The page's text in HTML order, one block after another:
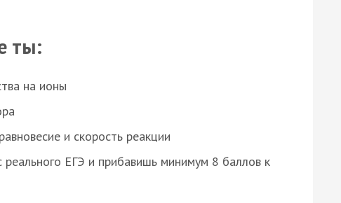
ты:
на ионы
и скорость реакции
ЕГЭ и прибавишь минимум 8 баллов к